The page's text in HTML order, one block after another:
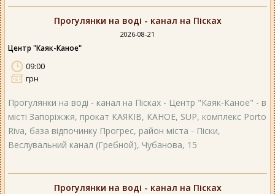
Прогулянки на воді - канал на Пісках
2026-08-21
Центр "Каяк-Каное"
09:00
грн
Прогулянки на воді - канал на Пісках - Центр "Каяк-Каное" - в
місті Запоріжжя, прокат КАЯКІВ, КАНОЕ, SUP, комплекс Porto
Riva, база відпочинку Прогрес, район міста - Піски,
Веслувальний канал (Гребной), Чубанова, 15
Прогулянки на воді - канал на Пісках